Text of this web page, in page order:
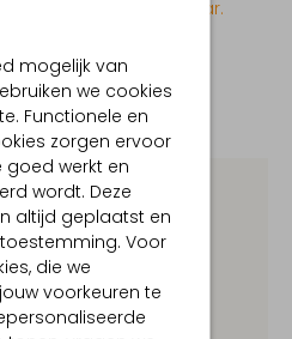
mogelijk van
we cookies
Functionele en
zorgen ervoor
werkt en
wordt. Deze
altijd geplaatst en
Voor
die we
voorkeuren te
(nog) niet beschikbaar.
onze 19 boutiques
€ 100,-
30 dagen